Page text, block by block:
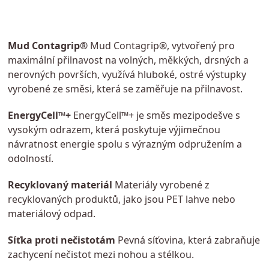
Mud Contagrip®Mud Contagrip®, vytvořený pro
maximální přilnavost na volných, měkkých, drsných a
nerovných površích, využívá hluboké, ostré výstupky
vyrobené ze směsi, která se zaměřuje na přilnavost.
EnergyCell™+EnergyCell™+ je směs mezipodešve s
vysokým odrazem, která poskytuje výjimečnou
návratnost energie spolu s výrazným odpružením a
odolností.
Recyklovaný materiál Materiály vyrobené z
recyklovaných produktů, jako jsou PET lahve nebo
materiálový odpad.
Síťka proti nečistotám Pevná síťovina, která zabraňuje
zachycení nečistot mezi nohou a stélkou.